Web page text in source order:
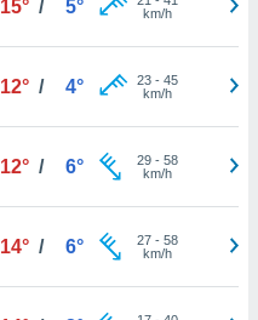
15° / 5°
km/h
12° / 4° 23- 45
km/h
12° / 6° 29- 58
km/h
14° / 6° 27- 58
km/h